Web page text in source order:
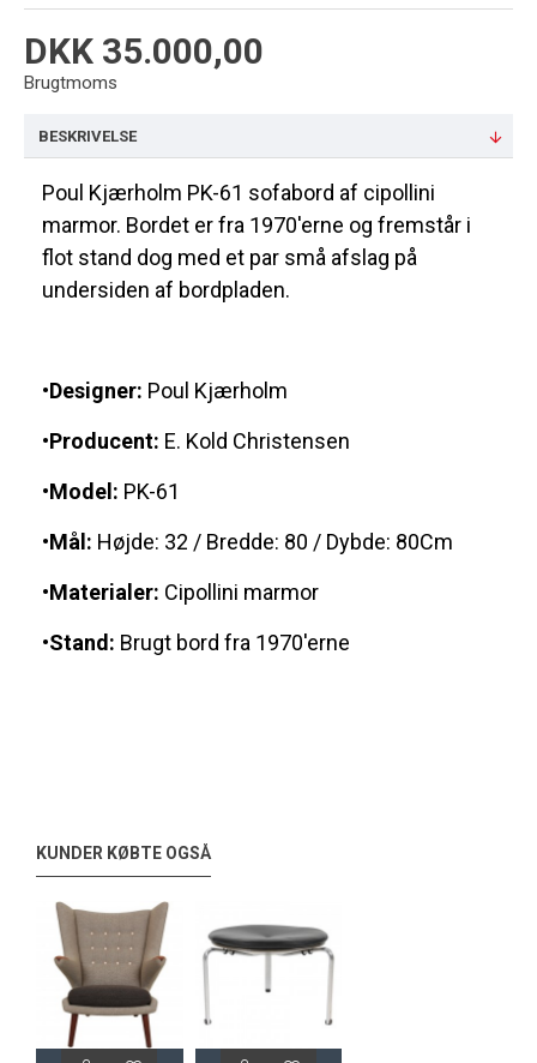
DKK 35.000,00
Brugtmoms
BESKRIVELSE
Poul Kjærholm PK-61 sofabord af cipollini
marmor. Bordet er fra 1970'erne og fremstår i
flot stand dog med et par små afslag på
undersiden af bordpladen.
•Designer: Poul Kjærholm
•Producent: E. Kold Christensen
•Model: PK-61
•Mål: Højde: 32 / Bredde: 80 / Dybde: 80Cm
•Materialer: Cipollini marmor
•Stand: Brugt bord fra 1970'erne
KUNDER KØBTE OGSÅ